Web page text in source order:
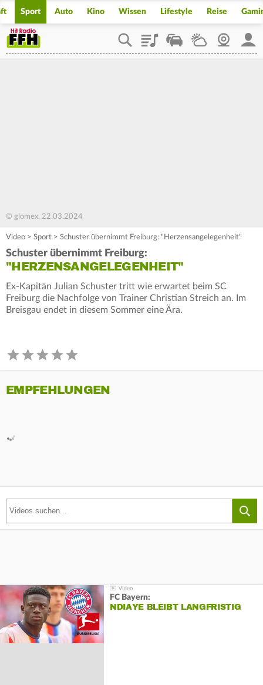
Sport Auto Kino Wissen Lifestyle Reise
PlaylistStaupilotWetterWebcam
© glomex, 22.03.2024
Video > Sport > Schuster übernimmt Freiburg: "Herzensangelegenheit"
Schuster übernimmt Freiburg:
"HERZENSANGELEGENHEIT"
Ex-Kapitän Julian Schuster tritt wie erwartet beim SC
Freiburg die Nachfolge von Trainer Christian Streich an. Im
Breisgau endet in diesem Sommer eine Ära.
EMPFEHLUNGEN
FC Bayern:
NDIAYE BLEIBT LANGFRISTIG